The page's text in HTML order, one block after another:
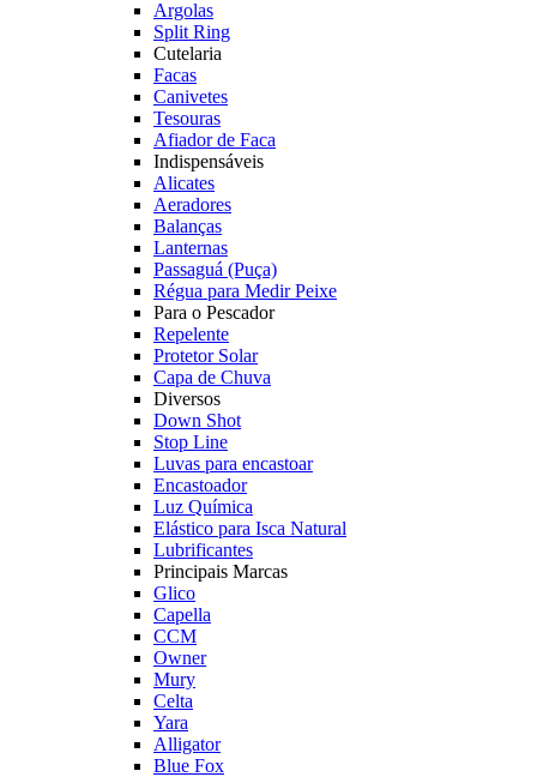
Argolas
Split Ring
Cutelaria
Facas
Canivetes
Tesouras
Afiador de Faca
Indispensáveis
Alicates
Aeradores
Balanças
Lanternas
Passaguá (Puça)
Régua para Medir Peixe
Para o Pescador
Repelente
Protetor Solar
Capa de Chuva
Diversos
Down Shot
Stop Line
Luvas para encastoar
Encastoador
Luz Química
Elástico para Isca Natural
Lubrificantes
Principais Marcas
Glico
Capella
CCM
Owner
Mury
Celta
Yara
Alligator
Blue Fox